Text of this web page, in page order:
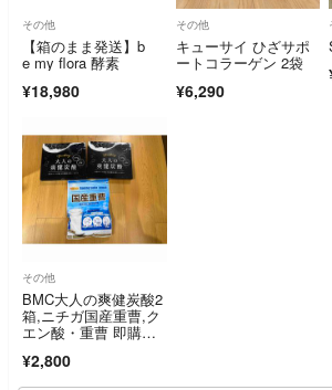
その他
【箱のまま発送】b
e my flora 酵素
¥18,980
その他
キューサイ ひざサポ
ートコラーゲン 2袋
¥6,290
その他
BMC大人の爽健炭酸2
箱,ニチガ国産重曹,ク
エン酸・重曹 即購入
¥2,800